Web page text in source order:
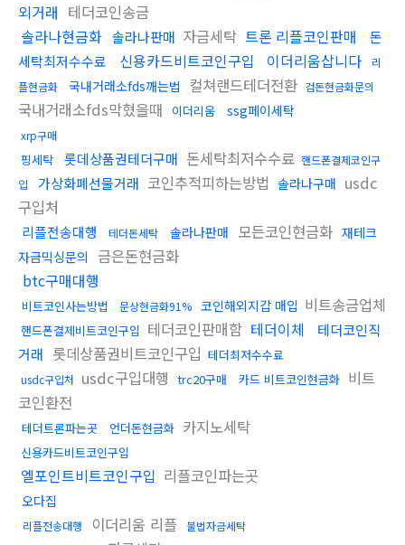
외거래 테더코인송금
솔라나현금화 솔라나판매 자금세탁 트론 리플코인판매
돈
세탁최저수수료
신용카드비트코인구입 이더리움삽니다
리
플현금화
국내거래소fds깨는법 컬쳐랜드테더전환 검돈현금화문의
국내거래소fds막혔을때 이더리움 ssg페이세탁
xrp구매
핑세탁 롯데상품권테더구매 돈세탁최저수수료 핸드폰결제코인구
입
가상화폐선물거래 코인추적피하는방법 솔라나구매 usdc
구입처
리플전송대행 테더돈세탁 솔라나판매 모든코인현금화 재테크
자금믹싱문의
금은돈현금화
btc구매대행
비트코인사는방법 문상현금화91% 코인해외지갑 매입 비트송금업체
핸드폰결제비트코인구입 테더코인판매함 테더이체
테더코인직
거래 롯데상품권비트코인구입 테더최저수수료
usdc구입처 usdc구입대행 trc20구매 카드 비트코인현금화 비트
코인환전
테더트론파는곳 언더돈현금화 카지노세탁
신용카드비트코인구입
엘포인트비트코인구입 리플코인파는곳
오다집
리플전송대행 이더리움 리플 불법자금세탁